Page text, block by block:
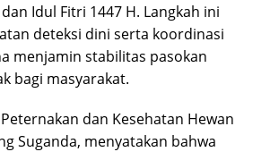
Idul Fitri 1447 H. Langkah ini
deteksi dini serta koordinasi
menjamin stabilitas pasokan
bagi masyarakat.
dan Kesehatan Hewan
Suganda, menyatakan bahwa